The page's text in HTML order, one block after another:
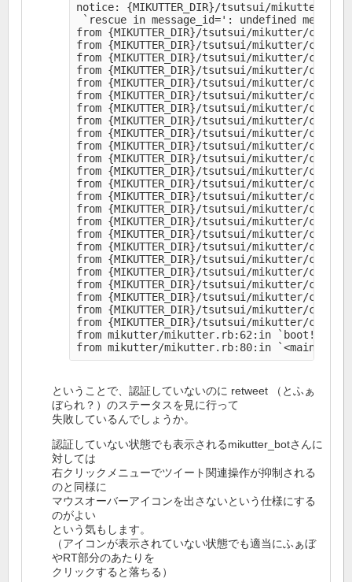
notice: {MIKUTTER_DIR}/tsutsui/mikutter/
`rescue in message_id=': undefined
from {MIKUTTER_DIR}/tsutsui/mikutter/core/
from {MIKUTTER_DIR}/tsutsui/mikutter/
from {MIKUTTER_DIR}/tsutsui/mikutter/
from {MIKUTTER_DIR}/tsutsui/mikutter/
from {MIKUTTER_DIR}/tsutsui/mikutter/
from {MIKUTTER_DIR}/tsutsui/mikutter/
from {MIKUTTER_DIR}/tsutsui/mikutter/
from {MIKUTTER_DIR}/tsutsui/mikutter/
from {MIKUTTER_DIR}/tsutsui/mikutter/
from {MIKUTTER_DIR}/tsutsui/mikutter/
from {MIKUTTER_DIR}/tsutsui/mikutter/
from {MIKUTTER_DIR}/tsutsui/mikutter/
from {MIKUTTER_DIR}/tsutsui/mikutter/
from {MIKUTTER_DIR}/tsutsui/mikutter/
from {MIKUTTER_DIR}/tsutsui/mikutter/
from {MIKUTTER_DIR}/tsutsui/mikutter/
from {MIKUTTER_DIR}/tsutsui/mikutter/
from {MIKUTTER_DIR}/tsutsui/mikutter/
from {MIKUTTER_DIR}/tsutsui/mikutter/
from {MIKUTTER_DIR}/tsutsui/mikutter/
from {MIKUTTER_DIR}/tsutsui/mikutter/core/
from {MIKUTTER_DIR}/tsutsui/mikutter/core/
from {MIKUTTER_DIR}/tsutsui/mikutter/
from {MIKUTTER_DIR}/tsutsui/mikutter/
from mikutter/mikutter.rb:62:in `boot!'
ということで、認証していないのに retweet （とふぁ
ぼられ？）のステータスを見に行って
失敗しているんでしょうか。
認証していない状態でも表示されるmikutter_botさんに
対しては
右クリックメニューでツイート関連操作が抑制される
のと同様に
マウスオーバーアイコンを出さないという仕様にする
のがよい
という気もします。
（アイコンが表示されていない状態でも適当にふぁぼ
やRT部分のあたりを
クリックすると落ちる）